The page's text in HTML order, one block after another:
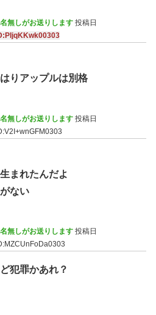
無しがお送りします 投稿日
りアップルは別格
無しがお送りします 投稿日
まれたんだよ
ない
無しがお送りします 投稿日
犯罪かあれ？